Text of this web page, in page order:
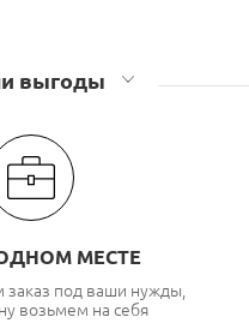
выгоды
МЕСТЕ
заказ под ваши нужды,
возьмем на себя